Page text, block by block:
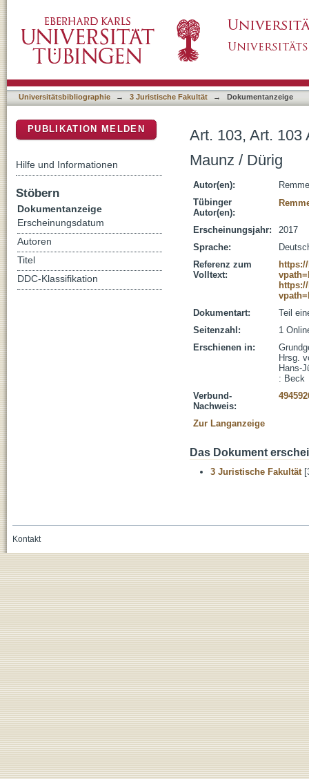
Universitätsbibliographie → 3 Juristische Fakultät → Dokumentanzeige
Art. 103, Art. 103
Maunz / Dürig
Autor(en):
Tübinger
Autor(en):
Erscheinungsjahr:
2017
Sprache:
Referenz zum
Volltext:
Dokumentart:
Teil
Seitenzahl:
1
Erschienen in:
Hrsg.
Hans-
: Beck
Verbund-
Nachweis:
Zur Langanzeige
Das Dokument
3 Juristische Fakultät
PUBLIKATION MELDEN
Hilfe und Informationen
Stöbern
Dokumentanzeige
Erscheinungsdatum
Autoren
Titel
DDC-Klassifikation
Kontakt